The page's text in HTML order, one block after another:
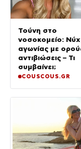
Τούνη στο
νοσοκομείο:
αγωνίας με
αντιβιώσεις – Τι
συμβαίνει;
COUSCOUS.GR